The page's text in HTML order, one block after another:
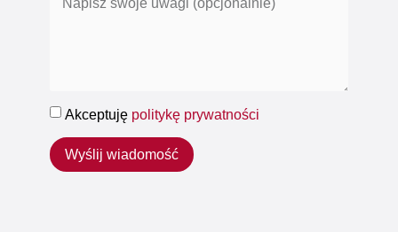
Akceptuję politykę prywatności
Wyślij wiadomość